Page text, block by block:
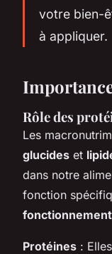
votre bien-
à appliquer.
Rôle des
Les
glucides et
dans notre
fonction
Protéines :